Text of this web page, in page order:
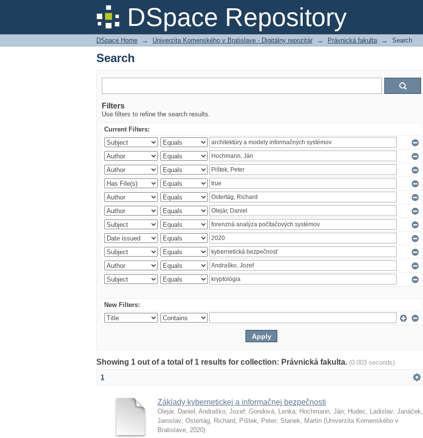
DSpace Repository
Search
DSpace Home → Univerzita Komenského v Bratislave - Digitálny repozitár → Právnická fakulta → Search
Search
Filters
Use filters to refine the search results.
Current Filters:
New Filters:
Showing 1 out of a total of 1 results for collection: Právnická fakulta. (0.003 seconds)
1
Základy kybernetickej a informačnej bezpečnosti
Olejár, Daniel ; Andraško, Jozef; Gondová, Lenka; Hochmann, Ján; Hudec, Ladislav; Janáček,
Jaroslav; Ostertág, Richard; Pištek, Peter; Stanek, Martin (Univerzita Komenského v
Bratislave, 2020)